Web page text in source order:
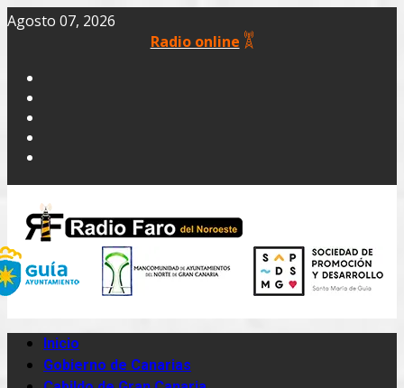
Agosto 07, 2026
Radio online
Inicio
Gobierno de Canarias